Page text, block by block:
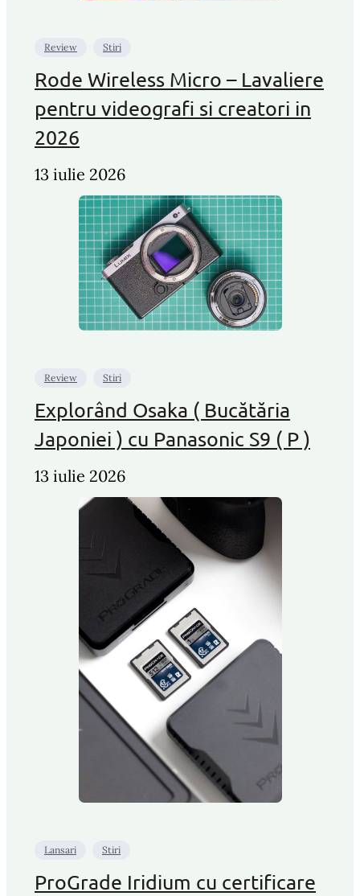
Review Stiri
Rode Wireless Micro – Lavaliere
pentru videografi si creatori in
2026
13 iulie 2026
Review Stiri
Explorând Osaka ( Bucătăria
Japoniei ) cu Panasonic S9 ( P )
13 iulie 2026
Lansari Stiri
ProGrade Iridium cu certificare